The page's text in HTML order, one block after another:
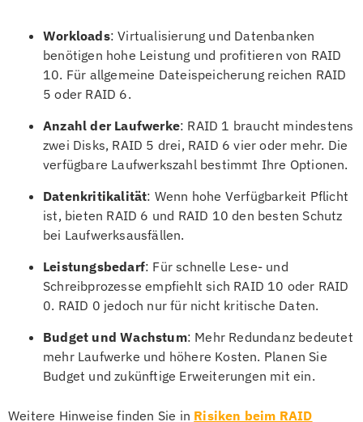
Workloads: Virtualisierung und Datenbanken
benötigen hohe Leistung und profitieren von RAID
10. Für allgemeine Dateispeicherung reichen RAID
5 oder RAID 6.
Anzahl der Laufwerke: RAID 1 braucht mindestens
zwei Disks, RAID 5 drei, RAID 6 vier oder mehr. Die
verfügbare Laufwerkszahl bestimmt Ihre Optionen.
Datenkritikalität: Wenn hohe Verfügbarkeit Pflicht
ist, bieten RAID 6 und RAID 10 den besten Schutz
bei Laufwerksausfällen.
Leistungsbedarf: Für schnelle Lese- und
Schreibprozesse empfiehlt sich RAID 10 oder RAID
0. RAID 0 jedoch nur für nicht kritische Daten.
Budget und Wachstum: Mehr Redundanz bedeutet
mehr Laufwerke und höhere Kosten. Planen Sie
Budget und zukünftige Erweiterungen mit ein.
Weitere Hinweise finden Sie in Risiken beim RAID